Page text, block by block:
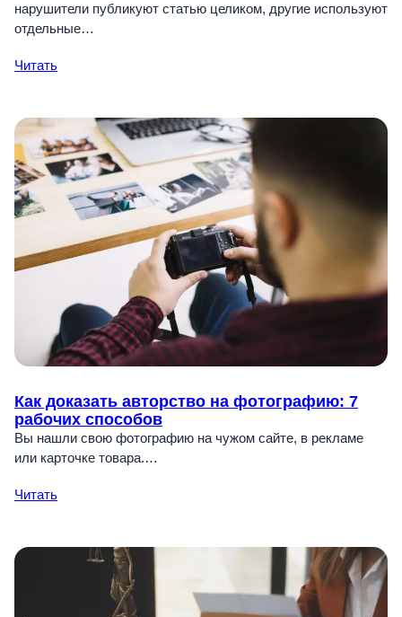
нарушители публикуют статью целиком, другие используют
отдельные…
Читать
Как доказать авторство на фотографию: 7
рабочих способов
Вы нашли свою фотографию на чужом сайте, в рекламе
или карточке товара.…
Читать